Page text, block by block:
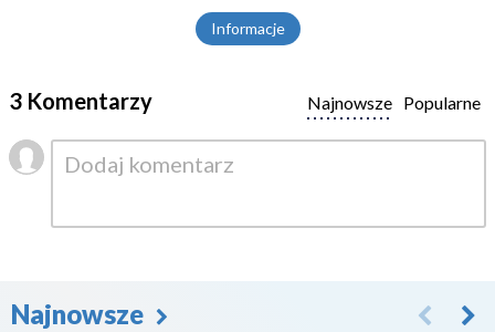
Informacje
3 Komentarzy Popularne
Najnowsze
Najnowsze